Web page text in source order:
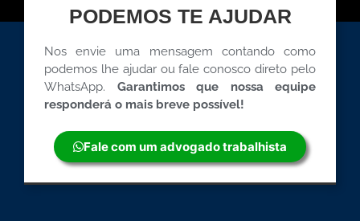
PODEMOS TE AJUDAR
Nos envie uma mensagem contando como
podemos lhe ajudar ou fale conosco direto pelo
WhatsApp. Garantimos que nossa equipe
responderá o mais breve possível!
Fale com um advogado trabalhista